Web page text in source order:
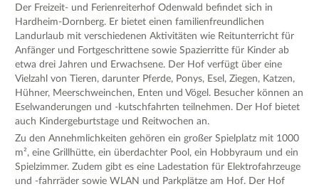
Der Freizeit- und Ferienreiterhof Odenwald befindet sich in
Hardheim-Dornberg. Er bietet einen familienfreundlichen
Landurlaub mit verschiedenen Aktivitäten wie Reitunterricht für
Anfänger und Fortgeschrittene sowie Spazierritte für Kinder ab
etwa drei Jahren und Erwachsene. Der Hof verfügt über eine
Vielzahl von Tieren, darunter Pferde, Ponys, Esel, Ziegen, Katzen,
Hühner, Meerschweinchen, Enten und Vögel. Besucher können an
Eselwanderungen und -kutschfahrten teilnehmen. Der Hof bietet
auch Kindergeburtstage und Reitwochen an.
Zu den Annehmlichkeiten gehören ein großer Spielplatz mit 1000
m², eine Grillhütte, ein überdachter Pool, ein Hobbyraum und ein
Spielzimmer. Zudem gibt es eine Ladestation für Elektrofahrzeuge
und -fahrräder sowie WLAN und Parkplätze am Hof. Der Hof